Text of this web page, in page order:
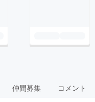
仲間募集 コメント